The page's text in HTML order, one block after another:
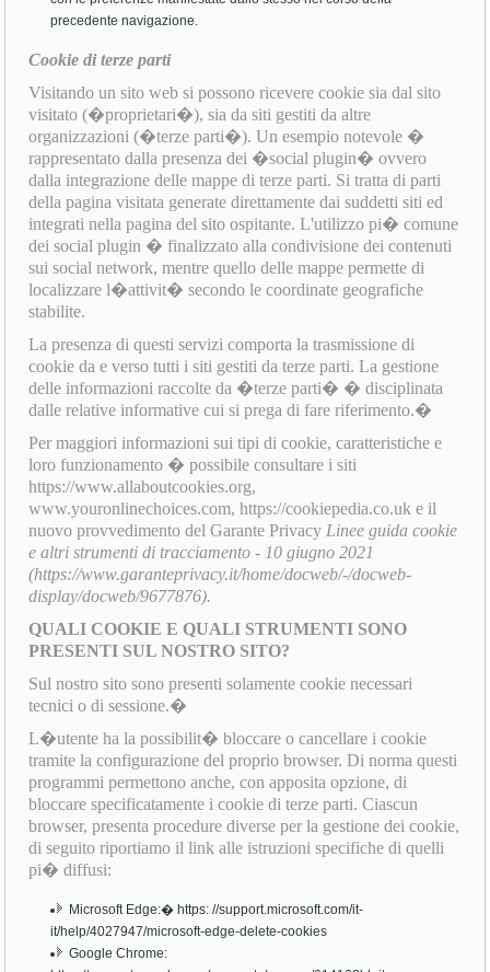
precedente navigazione.
Cookie di terze parti
Visitando un sito web si possono ricevere cookie sia dal sito
visitato (�proprietari�), sia da siti gestiti da altre
organizzazioni (�terze parti�). Un esempio notevole �
rappresentato dalla presenza dei �social plugin� ovvero
dalla integrazione delle mappe di terze parti. Si tratta di parti
della pagina visitata generate direttamente dai suddetti siti ed
integrati nella pagina del sito ospitante. L'utilizzo pi� comune
dei social plugin � finalizzato alla condivisione dei contenuti
sui social network, mentre quello delle mappe permette di
localizzare l�attivit� secondo le coordinate geografiche
stabilite.
La presenza di questi servizi comporta la trasmissione di
cookie da e verso tutti i siti gestiti da terze parti. La gestione
delle informazioni raccolte da �terze parti� � disciplinata
dalle relative informative cui si prega di fare riferimento.�
Per maggiori informazioni sui tipi di cookie, caratteristiche e
loro funzionamento � possibile consultare i siti
https://www.allaboutcookies.org,
www.youronlinechoices.com, https://cookiepedia.co.uk e il
nuovo provvedimento del Garante Privacy Linee guida cookie
e altri strumenti di tracciamento - 10 giugno 2021
(https://www.garanteprivacy.it/home/docweb/-/docweb-
display/docweb/9677876).
QUALI COOKIE E QUALI STRUMENTI SONO
PRESENTI SUL NOSTRO SITO?
Sul nostro sito sono presenti solamente cookie necessari
tecnici o di sessione.�
L�utente ha la possibilit� bloccare o cancellare i cookie
tramite la configurazione del proprio browser. Di norma questi
programmi permettono anche, con apposita opzione, di
bloccare specificatamente i cookie di terze parti. Ciascun
browser, presenta procedure diverse per la gestione dei cookie,
di seguito riportiamo il link alle istruzioni specifiche di quelli
pi� diffusi:
Microsoft Edge:� https: //support.microsoft.com/it-
it/help/4027947/microsoft-edge-delete-cookies
Google Chrome: